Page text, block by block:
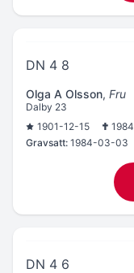
DN 4 8
Olga A Olsson, Fru
Dalby 23
1901-12-15
Gravsatt: 1984-03-03
DN 4 6